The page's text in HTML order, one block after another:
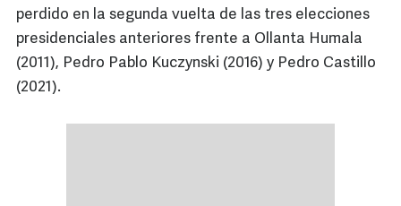
perdido en la segunda vuelta de las tres elecciones
presidenciales anteriores frente a Ollanta Humala
(2011), Pedro Pablo Kuczynski (2016) y Pedro Castillo
(2021).